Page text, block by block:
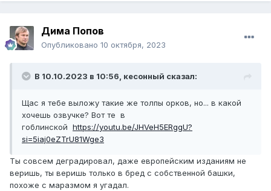
Дима Попов
Опубликовано 10 октября, 2023
В 10.10.2023 в 10:56, кесонный сказал:
Щас я тебе выложу такие же толпы орков, но... в какой
хочешь озвучке? Вот те в
гоблинской https://youtu.be/JHVeH5ERggU?
si=5iaj0eZTrU81Wge3
Ты совсем деградировал, даже европейским изданиям не
веришь, ты веришь только в бред с собственной башки,
похоже с маразмом я угадал.